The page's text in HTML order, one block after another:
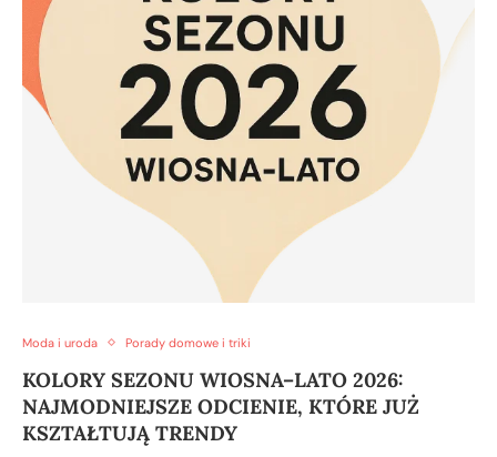
Moda i uroda Porady domowe i triki
KOLORY SEZONU WIOSNA–LATO 2026:
NAJMODNIEJSZE ODCIENIE, KTÓRE JUŻ
KSZTAŁTUJĄ TRENDY